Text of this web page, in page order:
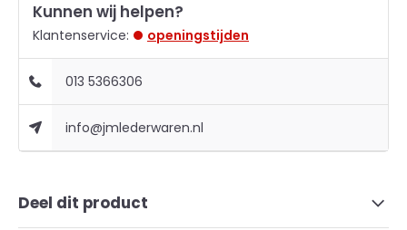
Kunnen wij helpen?
Klantenservice: openingstijden
013 5366306
info@jmlederwaren.nl
Deel dit product